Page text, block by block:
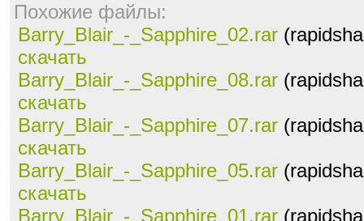
Похожие файлы:
Barry_Blair_-_Sapphire_02.rar
скачать
Barry_Blair_-_Sapphire_08.rar
скачать
Barry_Blair_-_Sapphire_07.rar
скачать
Barry_Blair_-_Sapphire_05.rar
скачать
Barry_Blair_-_Sapphire_01.rar